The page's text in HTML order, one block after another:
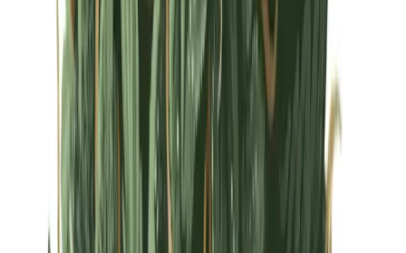
Strains